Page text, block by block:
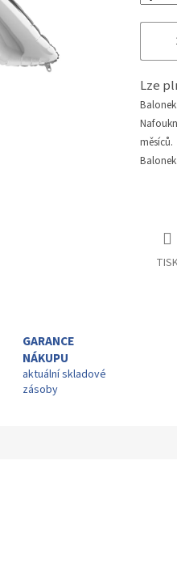
Lze
měsíců.
GARANCE
NÁKUPU
aktuální skladové
zásoby